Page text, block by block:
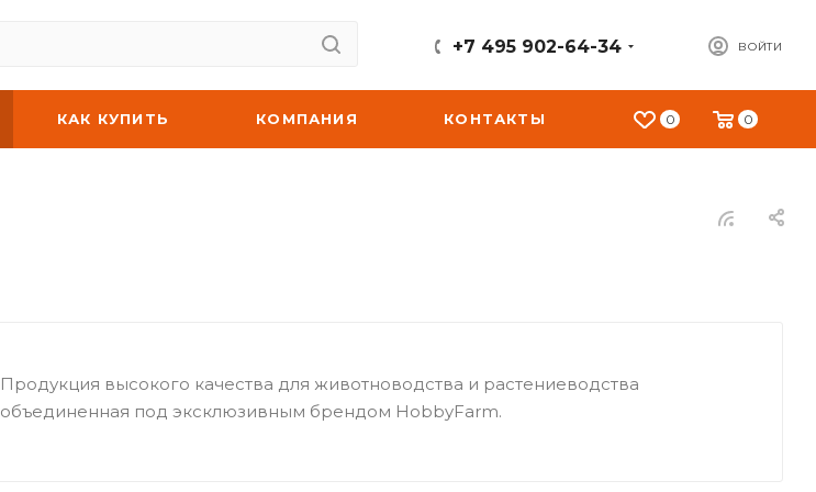
ВОЙТИ
+7 495 902-64-34
0 0
КАК КУПИТЬ КОМПАНИЯ КОНТАКТЫ
Продукция высокого качества для животноводства и растениеводства
объединенная под эксклюзивным брендом HobbyFarm.